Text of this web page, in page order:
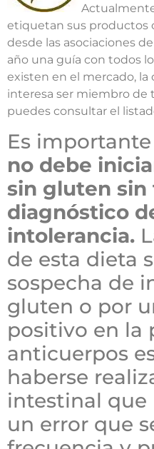
etiquetan sus productos
desde las asociaciones
año una guía con todos
existen en el mercado, la
interesa ser miembro de
puedes consultar el
Es
no debe
sin gluten sin
diagnóstico
intolerancia.
de esta dieta
sospecha de
gluten o por
positivo en la
anticuerpos
haberse
intestinal que
un error que